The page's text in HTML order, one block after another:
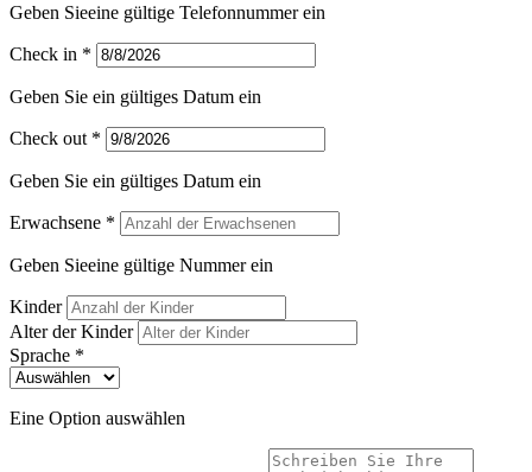
Geben Sieeine gültige Telefonnummer ein
Check in *
Geben Sie ein gültiges Datum ein
Check out *
Geben Sie ein gültiges Datum ein
Erwachsene *
Geben Sieeine gültige Nummer ein
Kinder
Alter der Kinder
Sprache *
Eine Option auswählen